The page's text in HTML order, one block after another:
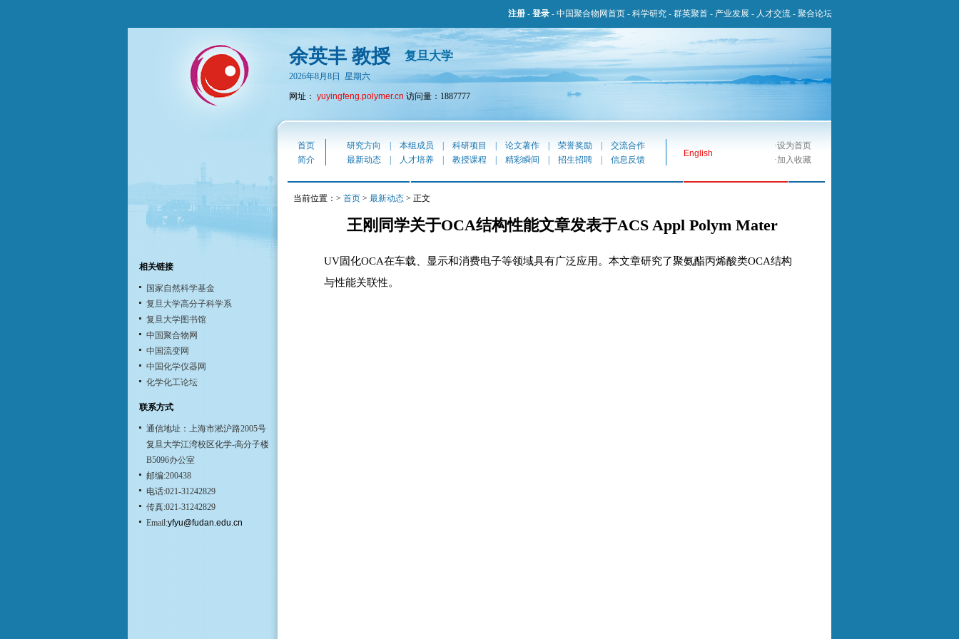
注册 - 登录 - 中国聚合物网首页 - 科学研究 - 群英聚首 - 产业发展 - 人才交流 - 聚合论坛
余英丰 教授 复旦大学
2026年8月8日 星期六
网址： yuyingfeng.polymer.cn 访问量：1887777
相关链接
国家自然科学基金
复旦大学高分子科学系
复旦大学图书馆
中国聚合物网
中国流变网
中国化学仪器网
化学化工论坛
联系方式
通信地址：上海市淞沪路2005号
复旦大学江湾校区化学-高分子楼
B5096办公室
邮编:200438
电话:021-31242829
传真:021-31242829
Email:yfyu@fudan.edu.cn
首页 研究方向 本组成员 科研项目 论文著作 荣誉奖励 交流合作
English
·设为首页
简介
最新动态 人才培养 教授课程 精彩瞬间 招生招聘 信息反馈 ·加入收藏
当前位置：> 首页 > 最新动态 > 正文
王刚同学关于OCA结构性能文章发表于ACS Appl Polym Mater
UV固化OCA在车载、显示和消费电子等领域具有广泛应用。本文章研究了聚氨酯丙烯酸类OCA结构
与性能关联性。